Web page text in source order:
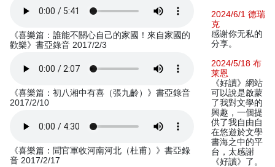
《喜樂篇：誰能不關心自己的家國！來自家國的
歡樂》書亞錄音 2017/2/3
《喜樂篇：初八湘中有喜（張九齡）》書亞錄音
2017/2/10
《喜樂篇：聞官軍收河南河北（杜甫）》書亞錄
音 2017/2/17
2024/6/1 德瑞
克
感谢你无私的
分享。
2024/5/18 布
莱恩
《好讀》網站
可以說是啟蒙
了我對文學的
興趣，一個提
供了我自由自
在悠遊於文學
書海之中的平
台，太感謝
《好讀》了。